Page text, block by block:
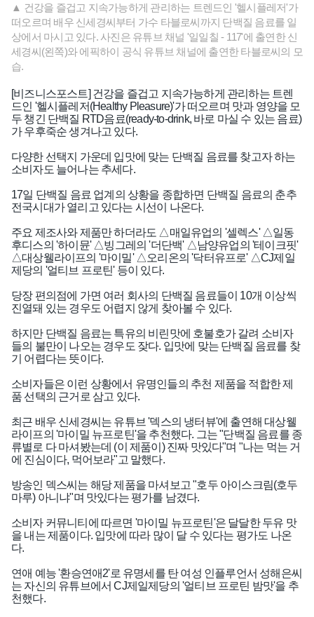
▲ 건강을 즐겁고 지속가능하게 관리하는 트렌드인 '헬시플레저'가
떠오르며 배우 신세경씨부터 가수 타블로씨까지 단백질 음료를 일
상에서 마시고 있다. 사진은 유튜브 채널 '일일칠 - 117'에 출연한 신
세경씨(왼쪽)와 에픽하이 공식 유튜브 채널에 출연한 타블로씨의 모
습.
[비즈니스포스트] 건강을 즐겁고 지속가능하게 관리하는 트렌
드인 '헬시플레저(Healthy Pleasure)'가 떠오르며 맛과 영양을 모
두 챙긴 단백질 RTD음료(ready-to-drink, 바로 마실 수 있는 음료)
가 우후죽순 생겨나고 있다.
다양한 선택지 가운데 입맛에 맞는 단백질 음료를 찾고자 하는
소비자도 늘어나는 추세다.
17일 단백질 음료 업계의 상황을 종합하면 단백질 음료의 춘추
전국시대가 열리고 있다는 시선이 나온다.
주요 제조사와 제품만 하더라도 △매일유업의 '셀렉스' △일동
후디스의 '하이뮨' △빙그레의 '더단백' △남양유업의 '테이크핏'
△대상웰라이프의 '마이밀' △오리온의 '닥터유프로' △CJ제일
제당의 '얼티브 프로틴' 등이 있다.
당장 편의점에 가면 여러 회사의 단백질 음료들이 10개 이상씩
진열돼 있는 경우도 어렵지 않게 찾아볼 수 있다.
하지만 단백질 음료는 특유의 비린맛에 호불호가 갈려 소비자
들의 불만이 나오는 경우도 잦다. 입맛에 맞는 단백질 음료를 찾
기 어렵다는 뜻이다.
소비자들은 이런 상황에서 유명인들의 추천 제품을 적합한 제
품 선택의 근거로 삼고 있다.
최근 배우 신세경씨는 유튜브 '덱스의 냉터뷰'에 출연해 대상웰
라이프의 '마이밀 뉴프로틴'을 추천했다. 그는 "단백질 음료를 종
류별로 다 마셔봤는데 (이 제품이) 진짜 맛있다"며 "나는 먹는 거
에 진심이다, 먹어보라"고 말했다.
방송인 덱스씨는 해당 제품을 마셔보고 "호두 아이스크림(호두
마루) 아니냐"며 맛있다는 평가를 남겼다.
소비자 커뮤니티에 따르면 '마이밀 뉴프로틴'은 달달한 두유 맛
을 내는 제품이다. 입맛에 따라 많이 달 수 있다는 평가도 나온
다.
연애 예능 '환승연애2'로 유명세를 탄 여성 인플루언서 성해은씨
는 자신의 유튜브에서 CJ제일제당의 '얼티브 프로틴 밤맛'을 추
천했다.